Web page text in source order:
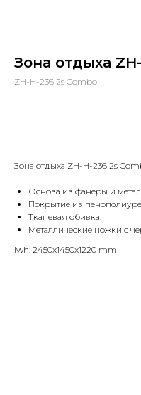
Зона отдыха
ZH-H-236 2s Combo
Зона отдыха ZH-H-236 2s
Основа из фанеры и
Покрытие из
Тканевая обивка.
Металлические ножки с
lwh: 2450x1450x1220 mm